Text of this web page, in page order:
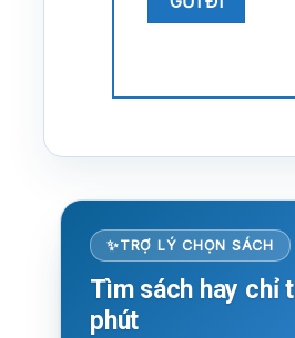
TRỢ LÝ CHỌN SÁCH
Tìm sách hay chỉ
phút